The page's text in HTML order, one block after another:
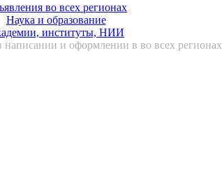
во всех регионах
Наука и образование
институты, НИИ
и оформлении в во всех регионах